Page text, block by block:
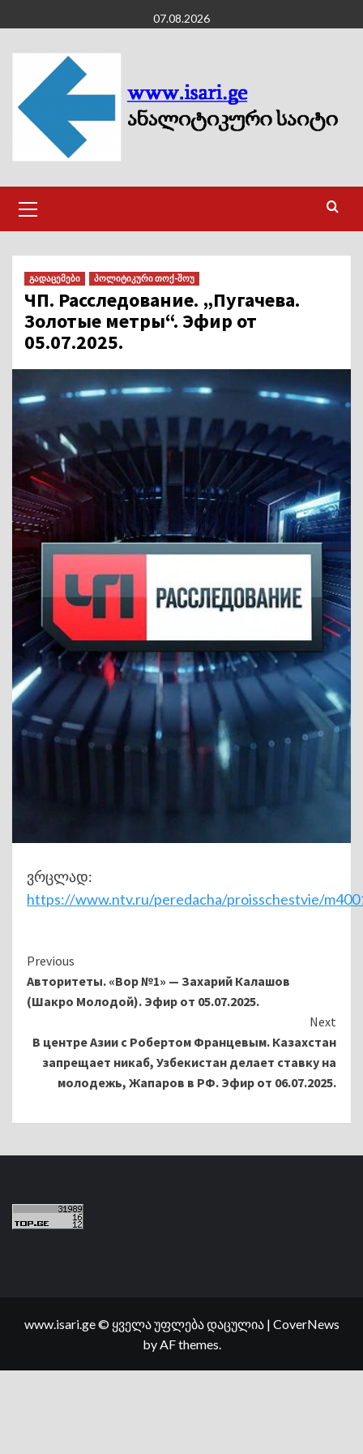
to
content
07.08.2026
Menu
გადაცემები პოლიტიკური თოქ-შოუ
ЧП. Расследование. „Пугачева.
Золотые метры“. Эфир от
05.07.2025.
ვრცლად:
https://www.ntv.ru/peredacha/proisschestvie/
Continue
Reading
Previous
Авторитеты. «Вор №1» — Захарий Калашов
(Шакро Молодой). Эфир от 05.07.2025.
Next
В центре Азии с Робертом Францевым. Казахстан
запрещает никаб, Узбекистан делает ставку на
молодежь, Жапаров в РФ. Эфир от 06.07.2025.
www.isari.ge © ყველა უფლება დაცულია | CoverNews
by AF themes.